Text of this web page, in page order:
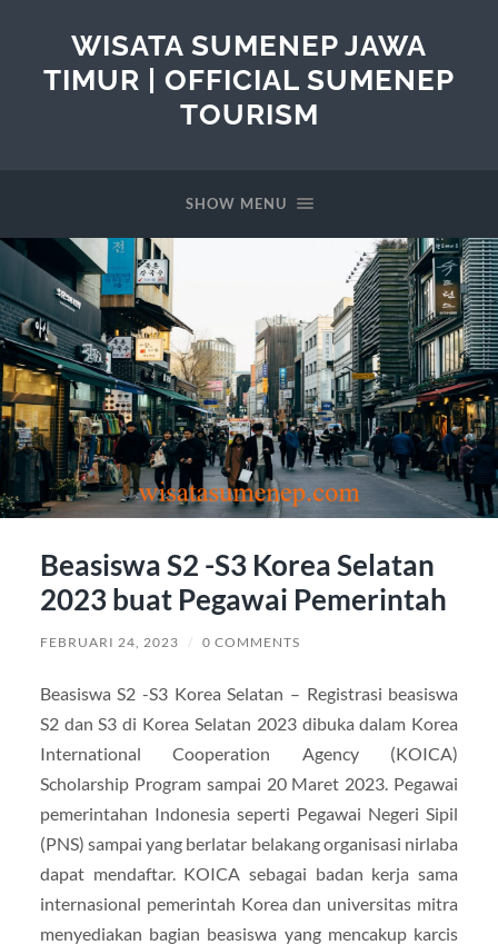
WISATA SUMENEP JAWA
TIMUR | OFFICIAL SUMENEP
TOURISM
SHOW MENU
Beasiswa S2 -S3 Korea Selatan
2023 buat Pegawai Pemerintah
FEBRUARI 24, 2023 / 0 COMMENTS
Beasiswa S2 -S3 Korea Selatan – Registrasi beasiswa
S2 dan S3 di Korea Selatan 2023 dibuka dalam Korea
International Cooperation Agency (KOICA)
Scholarship Program sampai 20 Maret 2023. Pegawai
pemerintahan Indonesia seperti Pegawai Negeri Sipil
(PNS) sampai yang berlatar belakang organisasi nirlaba
dapat mendaftar. KOICA sebagai badan kerja sama
internasional pemerintah Korea dan universitas mitra
menyediakan bagian beasiswa yang mencakup karcis